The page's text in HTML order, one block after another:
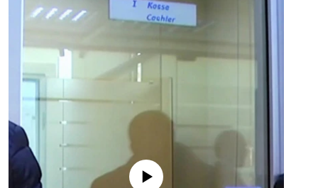
No media source currently available